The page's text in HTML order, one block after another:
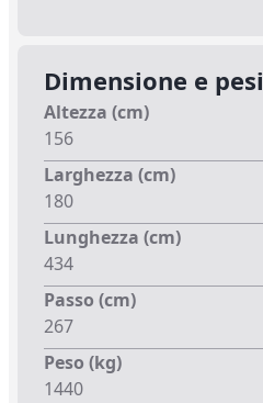
Dimensione e pesi
Altezza (cm)
156
Larghezza (cm)
180
Lunghezza (cm)
434
Passo (cm)
267
Peso (kg)
1440